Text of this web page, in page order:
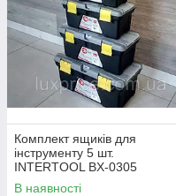
Комплект ящиків для
інструменту 5 шт.
INTERTOOL BX-0305
LuxPrice
В наявності